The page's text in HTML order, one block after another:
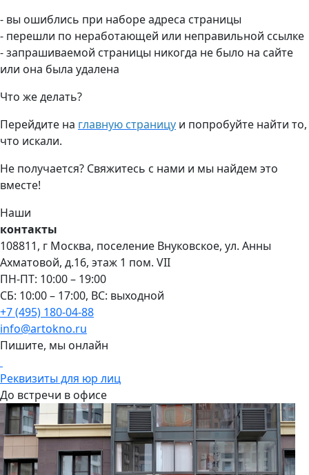
- вы ошиблись при наборе адреса страницы
- перешли по неработающей или неправильной ссылке
- запрашиваемой страницы никогда не было на сайте
или она была удалена
Что же делать?
Перейдите на главную страницу и попробуйте найти то,
что искали.
Не получается? Свяжитесь с нами и мы найдем это
вместе!
Наши
контакты
108811, г Москва, поселение Внуковское, ул. Анны
Ахматовой, д.16, этаж 1 пом. VII
ПН-ПТ: 10:00 – 19:00
СБ: 10:00 – 17:00, ВС: выходной
+7 (495) 180-04-88
info@artokno.ru
Пишите, мы онлайн
Реквизиты для юр лиц
До встречи в офисе